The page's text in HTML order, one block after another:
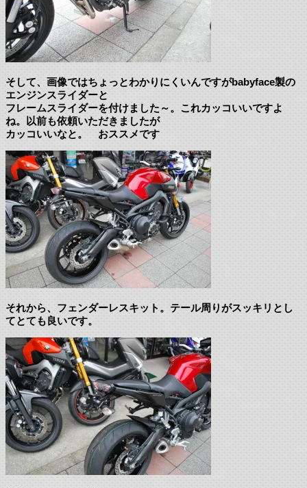
そして、画像ではちょっとわかりにくいんですがbabyface製の
エンジンスライダーと
フレームスライダーを付けました～。これカッコいいですよ
ね。以前も依頼いただきましたが
カッコいいなと。 おススメです
それから、フェンダーレスキット。テール周りがスッキリとし
てとても良いです。